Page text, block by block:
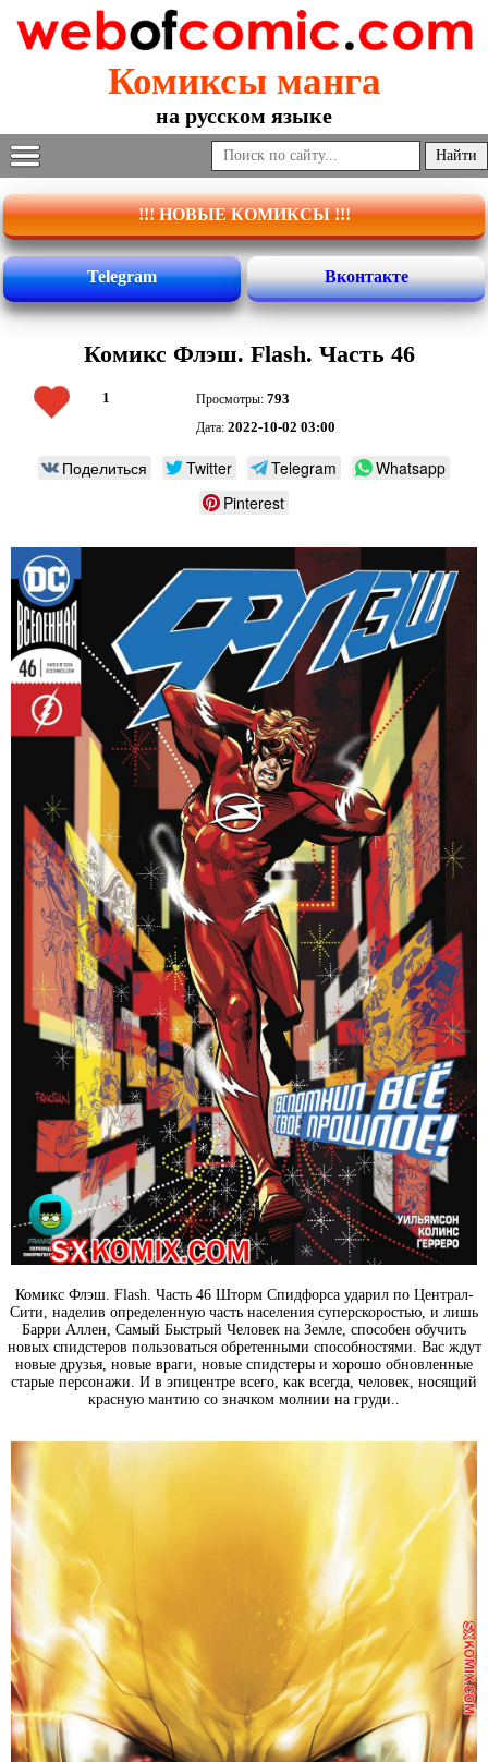
Комиксы манга
на русском языке
!!! НОВЫЕ КОМИКСЫ !!!
Telegram Вконтакте
Комикс Флэш. Flash. Часть 46
1 Просмотры: 793
Дата: 2022-10-02 03:00
Поделиться Twitter Telegram
Whatsapp
Pinterest
Комикс Флэш. Flash. Часть 46 Шторм Спидфорса ударил по Централ-
Сити, наделив определенную часть населения суперскоростью, и лишь
Барри Аллен, Самый Быстрый Человек на Земле, способен обучить
новых спидстеров пользоваться обретенными способностями. Вас ждут
новые друзья, новые враги, новые спидстеры и хорошо обновленные
старые персонажи. И в эпицентре всего, как всегда, человек, носящий
красную мантию со значком молнии на груди..